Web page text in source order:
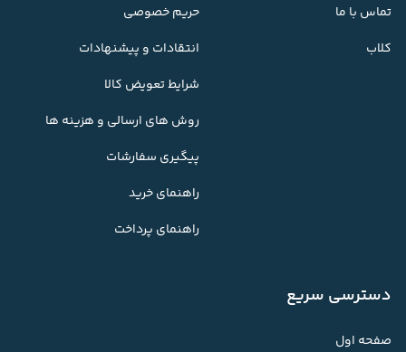
تماس با ما
کلاب
حریم خصوصی
انتقادات و پیشنهادات
شرایط تعویض کالا
روش های ارسالی و هزینه ها
پیگیری سفارشات
راهنمای خرید
راهنمای پرداخت
دسترسی سریع
صفحه اول